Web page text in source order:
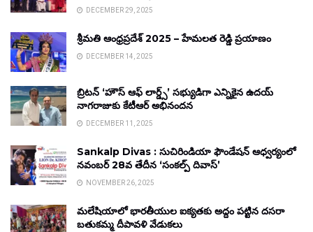
DECEMBER 29, 2025
శ్రీమతి ఆంధ్రప్రదేశ్ 2025 – హేమలత రెడ్డి ప్రయాణం
DECEMBER 14, 2025
బ్రిటన్ ‘హౌస్ ఆఫ్ లార్డ్స్’ సభ్యుడిగా ఎన్నికైన ఉదయ్
నాగరాజుకు కేటీఆర్ అభినందన
DECEMBER 11, 2025
Sankalp Divas : సుచిరిండియా ఫౌండేషన్ ఆధ్వర్యంలో
నవంబర్ 28వ తేదీన ‘సంకల్ప్ దివాస్’
NOVEMBER 26, 2025
మలేషియాలో భారతీయుల ఐక్యతకు అద్దం పట్టిన దసరా
బతుకమ్మ దీపావళి వేడుకలు